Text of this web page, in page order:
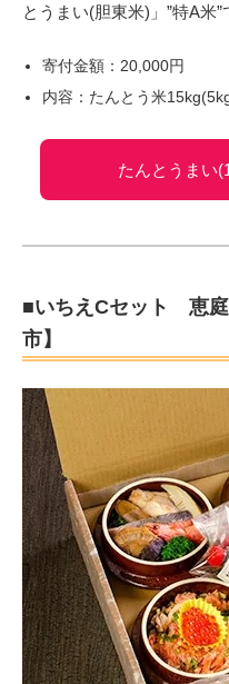
とうまい(胆東米)」”特A米”
寄付金額：20,000円
内容：たんとう米
たんとうまい
■いちえCセット 恵
市】